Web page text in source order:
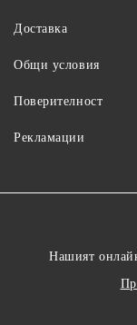
Доставка
Общи условия
Поверителност
Рекламации
Нашият